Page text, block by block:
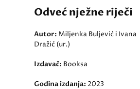
Odveć nježne riječi
Autor: Miljenka Buljević i Ivana
Dražić (ur.)
Izdavač: Booksa
Godina izdanja: 2023